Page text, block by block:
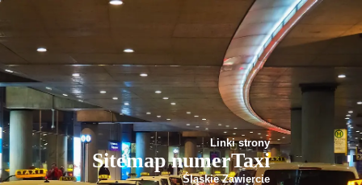
Linki strony
Sitemap numerTaxi
Śląskie Zawiercie